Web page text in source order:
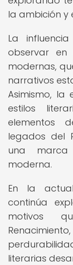
la ambición y
La
observar
modernas,
narrativos
Asimismo, la
estilos
elementos
legados del
una
moderna.
En la
continúa
motivos
literarias